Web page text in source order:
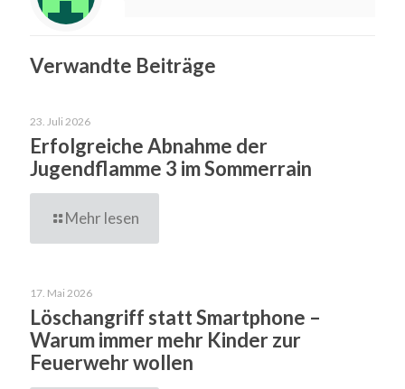
Verwandte Beiträge
23. Juli 2026
Erfolgreiche Abnahme der
Jugendflamme 3 im Sommerrain
Mehr lesen
17. Mai 2026
Löschangriff statt Smartphone –
Warum immer mehr Kinder zur
Feuerwehr wollen